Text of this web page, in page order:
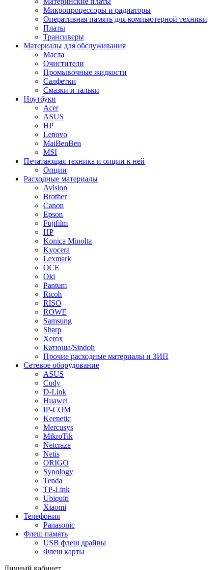
Микропроцессоры и радиаторы
Оперативная память для компьютерной техники
Платы
Трансиверы
Материалы для обслуживания
Масла
Очистители
Промывочные жидкости
Салфетки
Смазки и тальки
Ноутбуки
Acer
ASUS
HP
Lenovo
MaiBenBen
MSI
Печатающая техника и опции к ней
Опции
Расходные материалы
Avision
Brother
Canon
Epson
Fujifilm
HP
Konica Minolta
Kyocera
Lexmark
OCE
Oki
Pantum
Ricoh
RISO
ROWE
Samsung
Sharp
Xerox
Катюша/Sindoh
Прочие расходные материалы и ЗИП
Сетевое оборудование
ASUS
Cudy
D-Link
Huawei
IP-COM
Keenetic
Mercusys
MikroTik
Netcraze
Netis
ORIGO
Synology
Tenda
TP-Link
Ubiquiti
Xiaomi
Телефония
Panasonic
Флеш память
USB флеш драйвы
Флеш карты
Личный кабинет